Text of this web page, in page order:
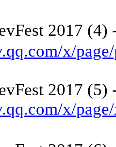
2017 (4)
x/
2017 (5)
x/